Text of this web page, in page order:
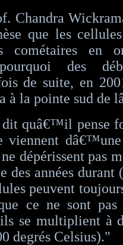
Chandra
que les
cométaires en
des
de suite, en
à la pointe sud de
quâ€™il pense
viennent
dépérissent pas
années durant
peuvent
ce ne sont pas
se multiplient à
degrés Celsius)."